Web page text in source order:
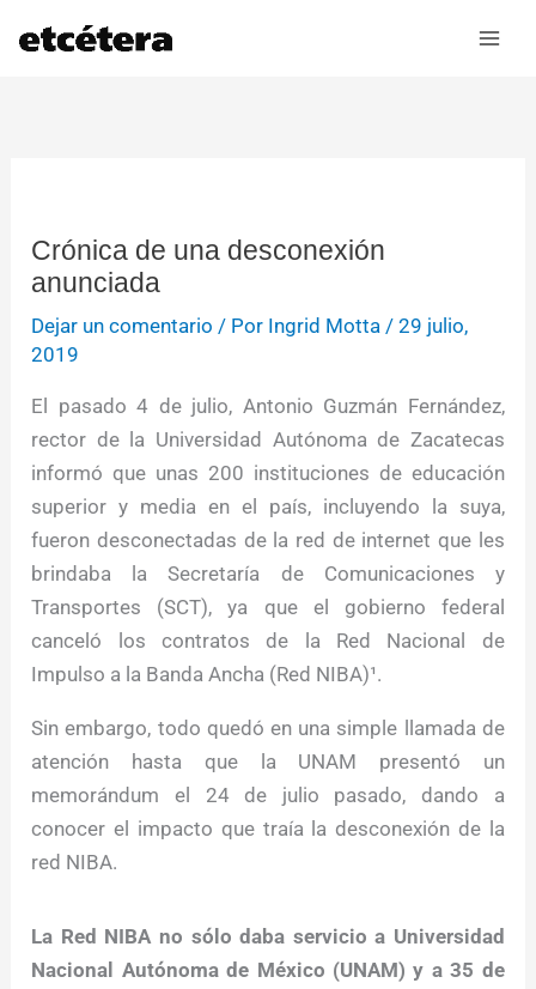
Crónica de una desconexión
anunciada
Dejar un comentario / Por Ingrid Motta /29 julio,
2019
El pasado 4 de julio, Antonio Guzmán Fernández,
rector de la Universidad Autónoma de Zacatecas
informó que unas 200 instituciones de educación
superior y media en el país, incluyendo la suya,
fueron desconectadas de la red de internet que les
brindaba la Secretaría de Comunicaciones y
Transportes (SCT), ya que el gobierno federal
canceló los contratos de la Red Nacional de
Impulso a la Banda Ancha (Red NIBA)¹.
Sin embargo, todo quedó en una simple llamada de
atención hasta que la UNAM presentó un
memorándum el 24 de julio pasado, dando a
conocer el impacto que traía la desconexión de la
red NIBA.
La Red NIBA no sólo daba servicio a Universidad
Nacional Autónoma de México (UNAM) y a 35 de